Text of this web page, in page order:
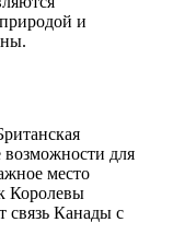
и
возможности для
место
Королевы
связь Канады с